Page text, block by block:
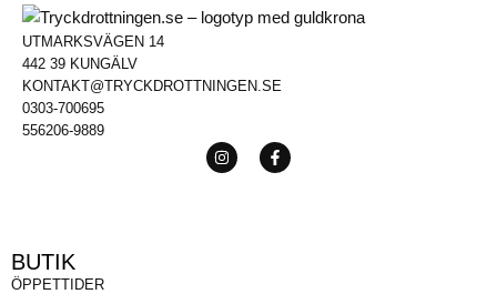
UTMARKSVÄGEN 14
442 39 KUNGÄLV
KONTAKT@TRYCKDROTTNINGEN.SE
0303-700695
556206-9889
BUTIK
ÖPPETTIDER